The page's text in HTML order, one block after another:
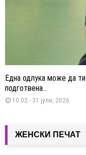
Една одлука може да
подготвена...
10:02 - 31 јули, 2026
ЖЕНСКИ ПЕЧАТ